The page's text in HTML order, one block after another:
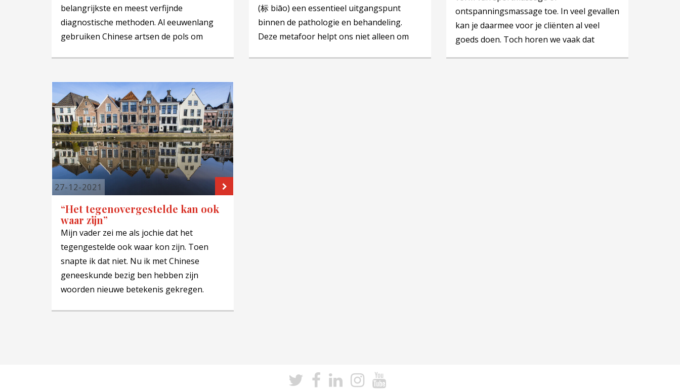
belangrijkste en meest verfijnde
diagnostische methoden. Al eeuwenlang
gebruiken Chinese artsen de pols om
alleen technische kennis, maar ook
ervaring, sensitiviteit en een scherp
waarnemingsvermogen.
(标 biāo) een essentieel uitgangspunt
binnen de pathologie en behandeling.
Deze metafoor helpt ons niet alleen om
ontspanningsmassage toe. In veel gevallen
kan je daarmee voor je cliënten al veel
goeds doen. Toch horen we vaak dat
27-12-2021
“Het tegenovergestelde kan ook
waar zijn”
Mijn vader zei me als jochie dat het
tegengestelde ook waar kon zijn. Toen
snapte ik dat niet. Nu ik met Chinese
geneeskunde bezig ben hebben zijn
woorden nieuwe betekenis gekregen.